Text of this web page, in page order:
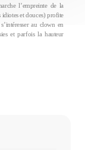
l’empreinte de la
et douces) profite
au clown en
et parfois la hauteur